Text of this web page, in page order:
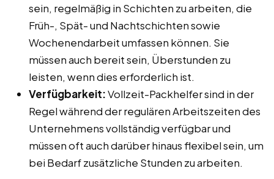
sein, regelmäßig in Schichten zu arbeiten, die
Früh-, Spät- und Nachtschichten sowie
Wochenendarbeit umfassen können. Sie
müssen auch bereit sein, Überstunden zu
leisten, wenn dies erforderlich ist.
Verfügbarkeit:Vollzeit-Packhelfer sind in der
Regel während der regulären Arbeitszeiten des
Unternehmens vollständig verfügbar und
müssen oft auch darüber hinaus flexibel sein, um
bei Bedarf zusätzliche Stunden zu arbeiten.